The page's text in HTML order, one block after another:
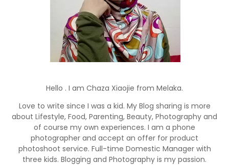
Hello . I am Chaza Xiaojie from Melaka.
Love to write since I was a kid. My Blog sharing is more
about Lifestyle, Food, Parenting, Beauty, Photography and
of course my own experiences. I am a phone
photographer and accept an offer for product
photoshoot service. Full-time Domestic Manager with
three kids. Blogging and Photography is my passion.